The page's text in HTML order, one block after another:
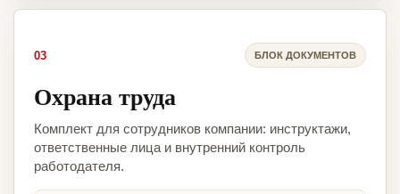
03 БЛОК ДОКУМЕНТОВ
Охрана труда
Комплект для сотрудников компании: инструктажи,
ответственные лица и внутренний контроль
работодателя.